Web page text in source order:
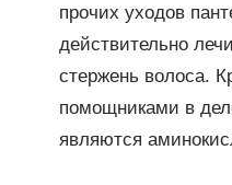
прочих уходов
действительно
стержень волоса.
помощниками в
являются